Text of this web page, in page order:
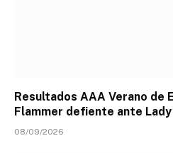
Resultados AAA Verano de
Flammer defiente ante Lady
08/09/2026